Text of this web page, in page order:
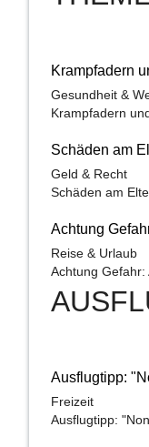
Krampfadern
Gesundheit &
Krampfadern
Schäden am
Geld & Recht
Schäden am
Achtung
Reise & Urlaub
Achtung
Ausflugtipp:
Freizeit
Ausflugtipp: